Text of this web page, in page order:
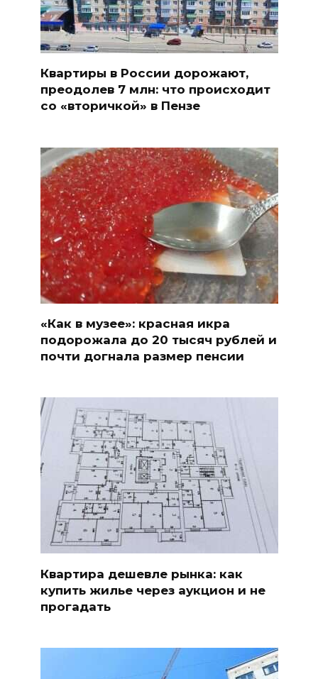
Квартиры в России дорожают,
преодолев 7 млн: что происходит
со «вторичкой» в Пензе
«Как в музее»: красная икра
подорожала до 20 тысяч рублей и
почти догнала размер пенсии
Квартира дешевле рынка: как
купить жилье через аукцион и не
прогадать